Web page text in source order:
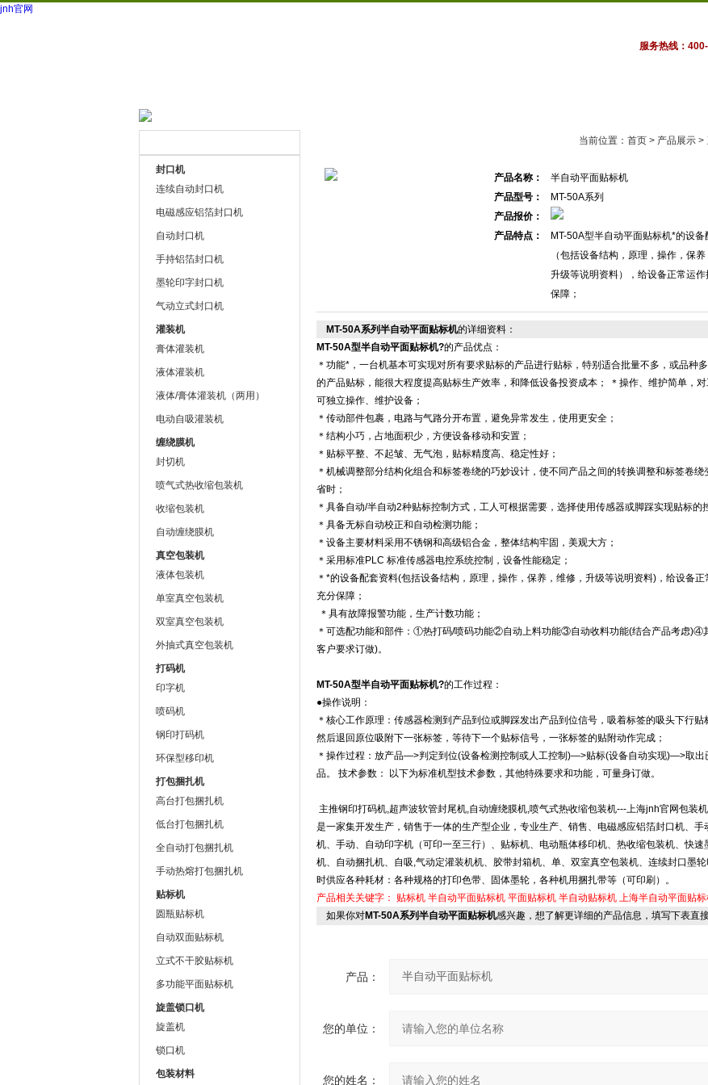
jnh官网
上海jnh官网包装机械有限公司
服务热线：
封口机
连续自动封口机
电磁感应铝箔封口机
自动封口机
手持铝箔封口机
墨轮印字封口机
气动立式封口机
灌装机
膏体灌装机
液体灌装机
液体/膏体灌装机（两用）
电动自吸灌装机
缠绕膜机
封切机
喷气式热收缩包装机
收缩包装机
自动缠绕膜机
真空包装机
液体包装机
单室真空包装机
双室真空包装机
外抽式真空包装机
打码机
印字机
喷码机
钢印打码机
环保型移印机
打包捆扎机
高台打包捆扎机
低台打包捆扎机
全自动打包捆扎机
手动热熔打包捆扎机
贴标机
圆瓶贴标机
自动双面贴标机
立式不干胶贴标机
多功能平面贴标机
旋盖锁口机
旋盖机
锁口机
包装材料
当前位置： 首页 > 产品展示 >
产品名称：
半自动平面贴标机
产品型号：
MT-50A系列
产品报价：
产品特点：
MT-50A型半自动平面贴标机*的设备
（包括设备结构，原理，操作，保养
升级等说明资料），给设备正常运作
保障；
MT-50A系列半自动平面贴标机的详细资料：
MT-50A型半自动平面贴标机?的产品优点：
＊功能*，一台机基本可实现对所有要求贴标的产品进行贴标，特别适合批量不多，或品种
的产品贴标，能很大程度提高贴标生产效率，和降低设备投资成本； ＊操作、维护简单，
可独立操作、维护设备；
＊传动部件包裹，电路与气路分开布置，避免异常发生，使用更安全；
＊结构小巧，占地面积少，方便设备移动和安置；
＊贴标平整、不起皱、无气泡，贴标精度高、稳定性好；
＊机械调整部分结构化组合和标签卷绕的巧妙设计，使不同产品之间的转换调整和标签卷绕
省时；
＊具备自动/半自动2种贴标控制方式，工人可根据需要，选择使用传感器或脚踩实现贴标的
＊具备无标自动校正和自动检测功能；
＊设备主要材料采用不锈钢和高级铝合金，整体结构牢固，美观大方；
＊采用标准PLC 标准传感器电控系统控制，设备性能稳定；
＊*的设备配套资料(包括设备结构，原理，操作，保养，维修，升级等说明资料)，给设备正
充分保障；
＊具有故障报警功能，生产计数功能；
＊可选配功能和部件：①热打码/喷码功能②自动上料功能③自动收料功能(结合产品考虑)④
客户要求订做)。
MT-50A型半自动平面贴标机?的工作过程：
●操作说明：
＊核心工作原理：传感器检测到产品到位或脚踩发出产品到位信号，吸着标签的吸头下行贴
然后退回原位吸附下一张标签，等待下一个贴标信号，一张标签的贴附动作完成；
＊操作过程：放产品—>判定到位(设备检测控制或人工控制)—>贴标(设备自动实现)—>取出
品。 技术参数： 以下为标准机型技术参数，其他特殊要求和功能，可量身订做。
主推钢印打码机,超声波软管封尾机,自动缠绕膜机,喷气式热收缩包装机---上海jnh官网包装
是一家集开发生产，销售于一体的生产型企业，专业生产、销售、电磁感应铝箔封口机、手
机、手动、自动印字机（可印一至三行）、贴标机、电动瓶体移印机、热收缩包装机、快速
机、自动捆扎机、自吸,气动定灌装机机、胶带封箱机、单、双室真空包装机、连续封口墨轮
时供应各种耗材：各种规格的打印色带、固体墨轮，各种机用捆扎带等（可印刷）。
产品相关关键字： 贴标机 半自动平面贴标机 平面贴标机 半自动贴标机 上海半自动平面贴
如果你对MT-50A系列半自动平面贴标机感兴趣，想了解更详细的产品信息，填写下表直
产品：
您的单位：
您的姓名：